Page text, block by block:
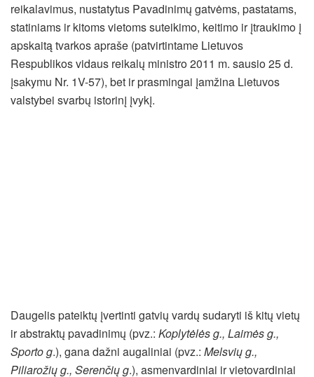
reikalavimus, nustatytus Pavadinimų gatvėms, pastatams,
statiniams ir kitoms vietoms suteikimo, keitimo ir įtraukimo į
apskaitą tvarkos apraše (patvirtintame Lietuvos
Respublikos vidaus reikalų ministro 2011 m. sausio 25 d.
įsakymu Nr. 1V-57), bet ir prasmingai įamžina Lietuvos
valstybei svarbų istorinį įvykį.
Daugelis pateiktų įvertinti gatvių vardų sudaryti iš kitų vietų
ir abstraktų pavadinimų (pvz.: Koplytėlės g., Laimės g.,
Sporto g.), gana dažni augaliniai (pvz.: Melsvių g.,
Piliarožių g., Serenčių g.), asmenvardiniai ir vietovardiniai